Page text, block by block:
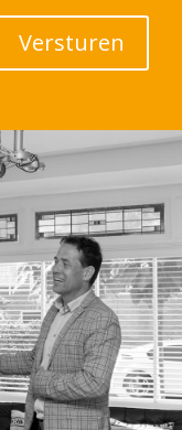
Versturen